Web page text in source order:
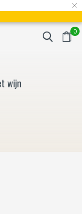
×
0
Vaak volgende
wijn